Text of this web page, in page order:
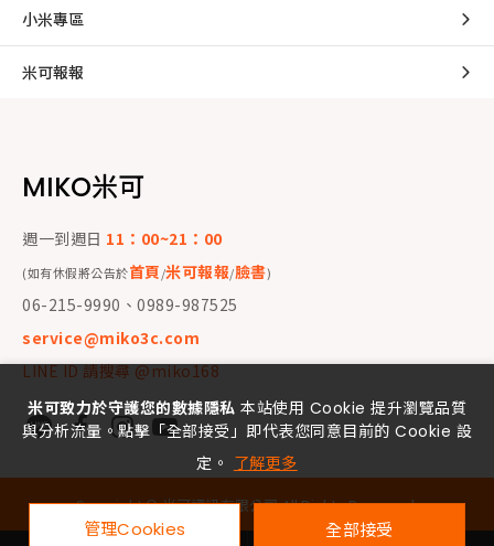
小米專區
米可報報
MIKO米可
週一到週日 11：00~21：00
(如有休假將公告於首頁/米可報報/臉書)
06-215-9990、0989-987525
service@miko3c.com
LINE ID 請搜尋 @miko168
Copyright ©米可資訊有限公司All Rights Reserved.
米可致力於守護您的數據隱私 本站使用 Cookie 提升瀏覽品質
與分析流量。點擊「全部接受」即代表您同意目前的 Cookie 設
定。 了解更多
管理Cookies 全部接受